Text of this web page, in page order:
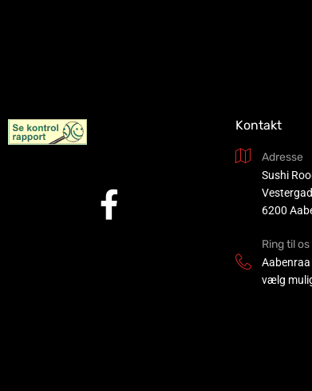
Kontakt
Adresse
Sushi
6200
Ring til os
Aabenraa
vælg